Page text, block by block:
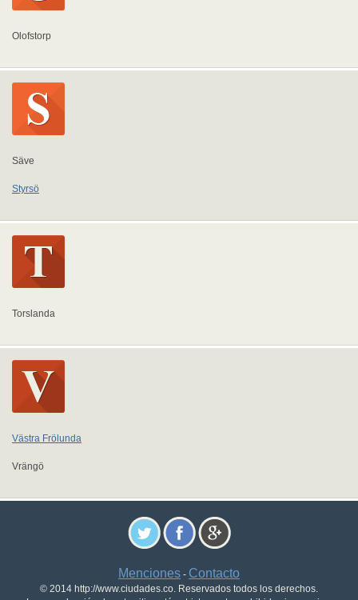
Olofstorp
Säve
Styrsö
Torslanda
Västra Frölunda
Vrängö
Menciones - Contacto
© 2014 http://www.ciudades.co. Reservados todos los derechos.